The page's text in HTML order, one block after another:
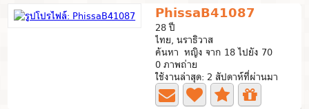
PhissaB41087
28 ปี
ไทย, นราธิวาส
ค้นหา หญิง จาก 18 ไปยัง 70
0 ภาพถ่าย
ใช้งานล่าสุด: 2 สัปดาห์ที่ผ่านมา